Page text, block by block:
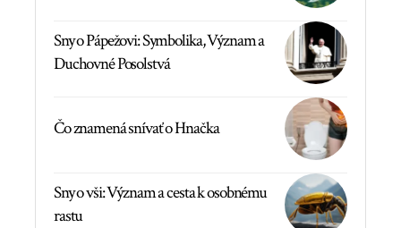
Sny o Pápežovi: Symbolika, Význam a
Duchovné Posolstvá
Čo znamená snívať o Hnačka
Sny o vši: Význam a cesta k osobnému
rastu